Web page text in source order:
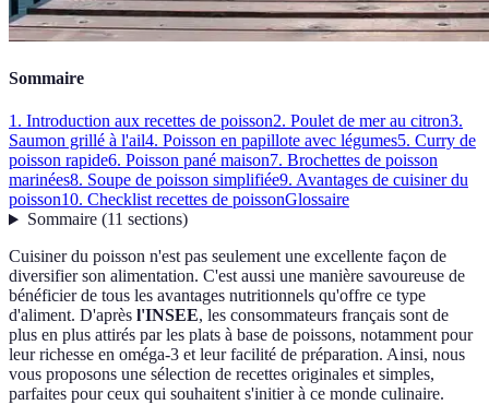
Sommaire
1. Introduction aux recettes de poisson2. Poulet de mer au citron3.
Saumon grillé à l'ail4. Poisson en papillote avec légumes5. Curry de
poisson rapide6. Poisson pané maison7. Brochettes de poisson
marinées8. Soupe de poisson simplifiée9. Avantages de cuisiner du
poisson10. Checklist recettes de poissonGlossaire
Sommaire(11 sections)
Cuisiner du poisson n'est pas seulement une excellente façon de
diversifier son alimentation. C'est aussi une manière savoureuse de
bénéficier de tous les avantages nutritionnels qu'offre ce type
d'aliment. D'après l'INSEE, les consommateurs français sont de
plus en plus attirés par les plats à base de poissons, notamment pour
leur richesse en oméga-3 et leur facilité de préparation. Ainsi, nous
vous proposons une sélection de recettes originales et simples,
parfaites pour ceux qui souhaitent s'initier à ce monde culinaire.